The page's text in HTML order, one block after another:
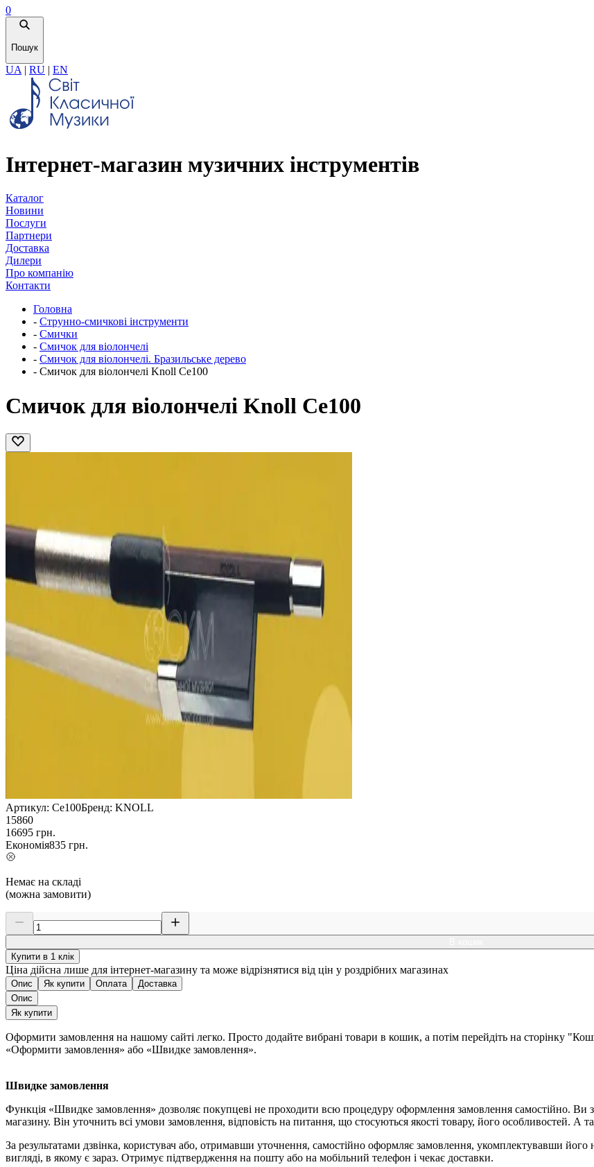
0
Пошук
UA | RU | EN
Інтернет-магазин музичних інструментів
Каталог
Новини
Послуги
Партнери
Доставка
Дилери
Про компанію
Контакти
Головна
- Струнно-смичкові інструменти
- Смички
- Смичок для віолончелі
- Смичок для віолончелі. Бразильське дерево
- Смичок для віолончелі Knoll Ce100
Смичок для віолончелі Knoll Ce100
Артикул: Ce100Бренд: KNOLL
15860
16695 грн.
Економія835 грн.
Немає на складі
(можна замовити)
Купити в 1 клік
Ціна дійсна лише для інтернет-магазину та може відрізнятися від цін у роздрібних магазинах
Опис Як купити Оплата
Доставка
Опис
Як купити
Оформити замовлення на нашому сайті легко. Просто додайте вибрані товари в кошик, а потім перейдіть на сторінку
«Оформити замовлення» або «Швидке замовлення».
Швидке замовлення
Функція «Швидке замовлення» дозволяє покупцеві не проходити всю процедуру оформлення замовлення самостійно. Ви
магазину. Він уточнить всі умови замовлення, відповість на питання, що стосуються якості товару, його особливостей. А
За результатами дзвінка, користувач або, отримавши уточнення, самостійно оформляє замовлення, укомплектувавши
вигляді, в якому є зараз. Отримує підтвердження на пошту або на мобільний телефон і чекає доставки.